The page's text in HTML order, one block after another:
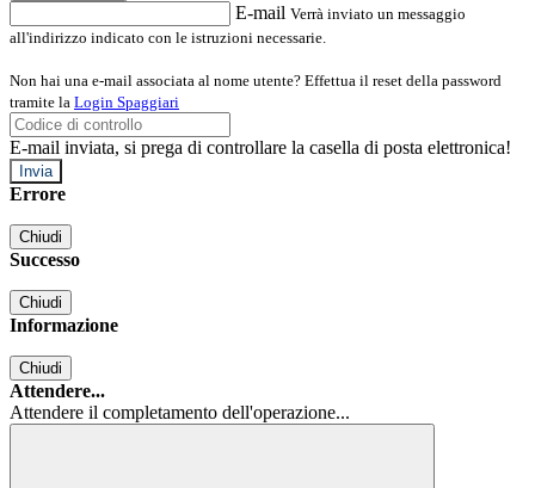
E-mail Verrà inviato un messaggio
all'indirizzo indicato con le istruzioni necessarie.
Non hai una e-mail associata al nome utente? Effettua il reset della password
tramite la Login Spaggiari
E-mail inviata, si prega di controllare la casella di posta elettronica!
Errore
Chiudi
Successo
Chiudi
Informazione
Chiudi
Attendere...
Attendere il completamento dell'operazione...